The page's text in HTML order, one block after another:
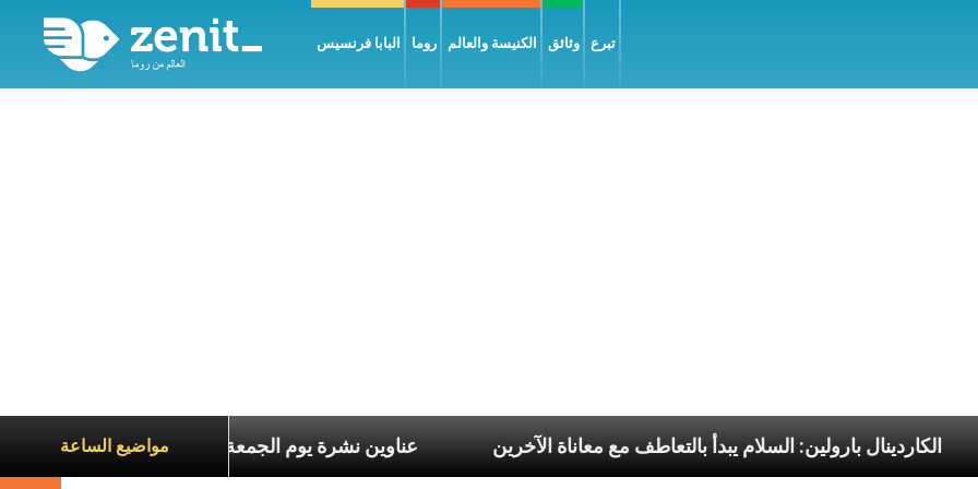
البابا فرنسيس روما الكنيسة والعالم وثائق تبرع
مواضيع الساعةعناوين نشرة يوم الجمعة 7 آب 2026: السلام يُبنى بصبر يومًا بعد يوم الكاردينال بارولين: السلام يبدأ بالتعاطف مع معاناة الآخرين